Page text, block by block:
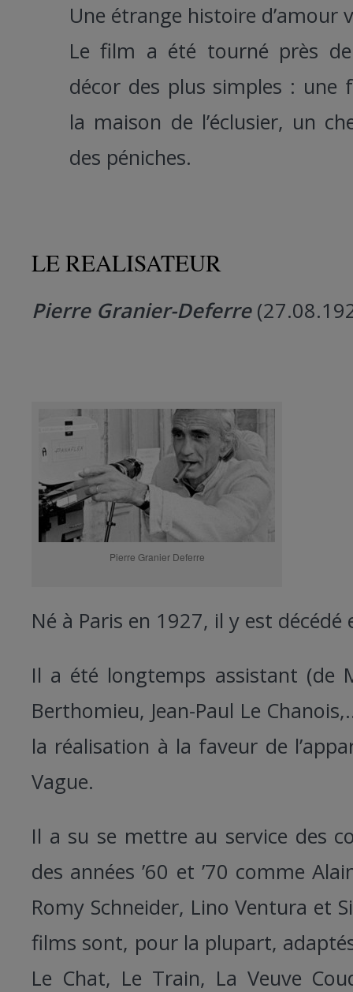
Une étrange histoire d’amour
Le film a été tourné près
décor des plus simples : une
la maison de l’éclusier, un
des péniches.
LE REALISATEUR
Pierre Granier-Deferre
Pierre Granier Deferre
Né à Paris en 1927, il y est décédé
Il a été longtemps assistant (de
Berthomieu, Jean-Paul Le
la réalisation à la faveur de
Vague.
Il a su se mettre au service des
des années ’60 et ’70 comme
Romy Schneider, Lino Ventura et
films sont, pour la plupart,
Le Chat, Le Train, La Veuve